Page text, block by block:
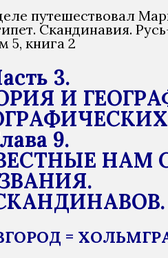
путешествовал
Скандинавия.
5, книга 2
3.
И
9.
НАМ
=